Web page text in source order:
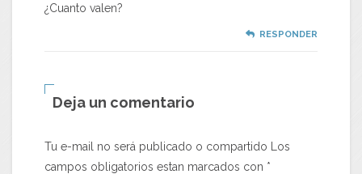
¿Cuanto valen?
RESPONDER
Deja un comentario
Tu e-mail no será publicado o compartido Los
campos obligatorios estan marcados con *